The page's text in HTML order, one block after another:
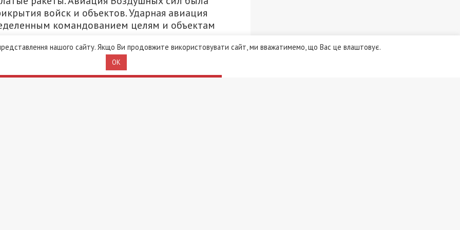
войск и объектов. Ударная авиация
командованием целям и объектам
по 27.03 ориентировочно составили:
нашого сайту. Якщо Ви продовжите використовувати сайт, ми вважатимемо, що Вас це влаштовує.
OK